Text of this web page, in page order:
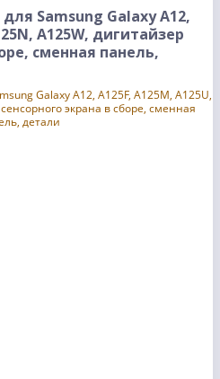
Samsung Galaxy A12,
A125W, дигитайзер
сменная панель,